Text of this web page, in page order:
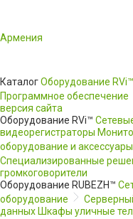
Армения
КаталогОборудование RVi™
Программное обеспечение
версия сайта
Оборудование RVi™
видеорегистраторы
оборудование и аксессуары
Специализированные
громкоговорители
Оборудование RUBEZH™
оборудование
данных Шкафы уличные